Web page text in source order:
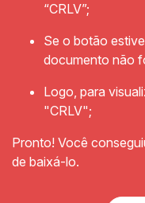
“CRLV”;
Se o botão
documento não
Logo, para
"CRLV";
Pronto! Você
de baixá-lo.